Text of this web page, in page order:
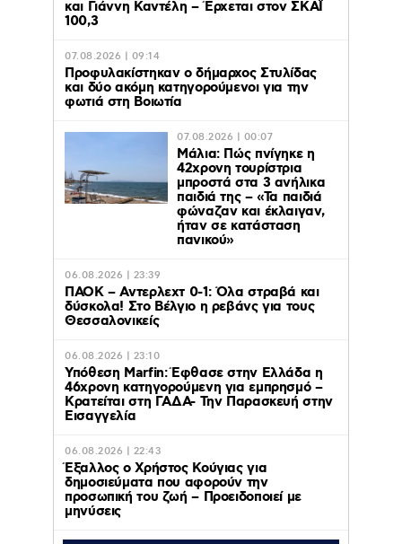
και Γιάννη Καντέλη – Έρχεται στον ΣΚΑΪ
100,3
07.08.2026 | 09:14
Προφυλακίστηκαν ο δήμαρχος Στυλίδας
και δύο ακόμη κατηγορούμενοι για την
φωτιά στη Βοιωτία
07.08.2026 | 00:07
Μάλια: Πώς πνίγηκε η
42χρονη τουρίστρια
μπροστά στα 3 ανήλικα
παιδιά της – «Τα παιδιά
φώναζαν και έκλαιγαν,
ήταν σε κατάσταση
πανικού»
06.08.2026 | 23:39
ΠΑΟΚ – Αντερλεχτ 0-1: Όλα στραβά και
δύσκολα! Στο Βέλγιο η ρεβάνς για τους
Θεσσαλονικείς
06.08.2026 | 23:10
Υπόθεση Marfin: Έφθασε στην Ελλάδα η
46χρονη κατηγορούμενη για εμπρησμό –
Κρατείται στη ΓΑΔΑ- Την Παρασκευή στην
Εισαγγελία
06.08.2026 | 22:43
Έξαλλος ο Χρήστος Κούγιας για
δημοσιεύματα που αφορούν την
προσωπική του ζωή – Προειδοποιεί με
μηνύσεις